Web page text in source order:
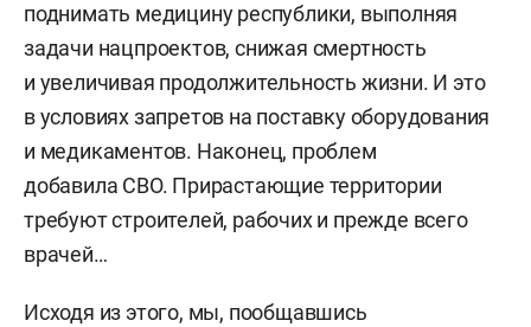
поднимать медицину республики, выполняя
задачи нацпроектов, снижая смертность
и увеличивая продолжительность жизни. И это
в условиях запретов на поставку оборудования
и медикаментов. Наконец, проблем
добавила СВО. Прирастающие территории
требуют строителей, рабочих и прежде всего
врачей…
Исходя из этого, мы, пообщавшись